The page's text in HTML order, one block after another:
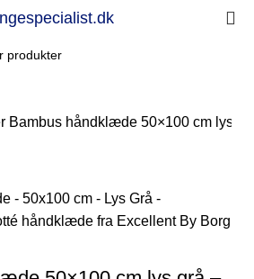
Bambus håndklæde 50×100 cm lys